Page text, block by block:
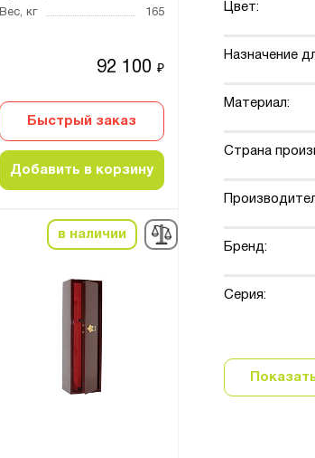
Вес, кг
165
92 100 ₽
Быстрый заказ
Добавить в корзину
в наличии
Цвет:
Назначение
Материал:
Страна
Бренд:
Серия: